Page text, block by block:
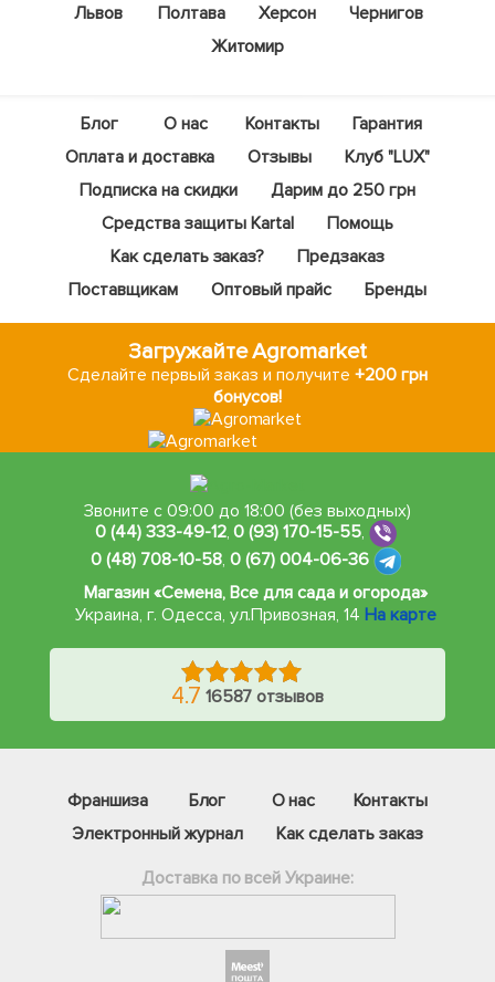
Львов
Полтава Херсон
Чернигов
Житомир
Блог О нас Контакты
Гарантия
Оплата и доставка
Отзывы
Клуб "LUX"
Подписка на скидки
Дарим до 250 грн
Средства защиты Kartal
Помощь
Как сделать заказ?
Предзаказ
Поставщикам
Оптовый прайс Бренды
Загружайте Agromarket
Сделайте первый заказ и получите +200 грн
бонусов!
Звоните с 09:00 до 18:00 (без выходных)
0 (44) 333-49-12,0 (93) 170-15-55,
0 (48) 708-10-58, 0 (67) 004-06-36
Магазин «Семена, Все для сада и огорода»
Украина, г. Одесса, ул.Привозная, 14 На карте
4.7 16587 отзывов
Франшиза Блог О нас
Контакты
Электронный журнал
Как сделать заказ
Доставка по всей Украине: